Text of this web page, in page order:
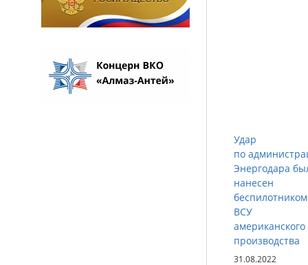
Удар
по
Энергодара
нанесен
беспилотником
ВСУ
американского
производства
31.08.2022